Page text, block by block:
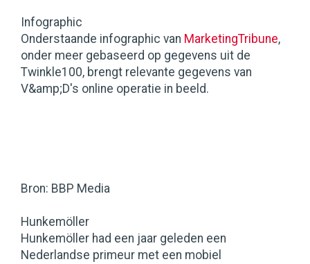
Infographic
Onderstaande infographic van MarketingTribune,
onder meer gebaseerd op gegevens uit de
Twinkle100, brengt relevante gegevens van
V&amp;D's online operatie in beeld.
Bron: BBP Media
Hunkemöller
Hunkemöller had een jaar geleden een
Nederlandse primeur met een mobiel